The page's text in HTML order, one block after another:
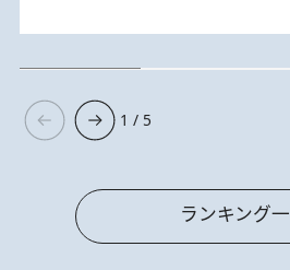
1 / 5
ランキング